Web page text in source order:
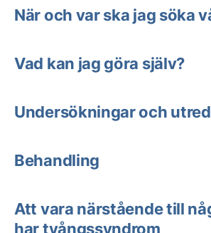
När och var ska jag söka
Vad kan jag göra själv?
Undersökningar och
Behandling
Att vara närstående till
har tvångssyndrom